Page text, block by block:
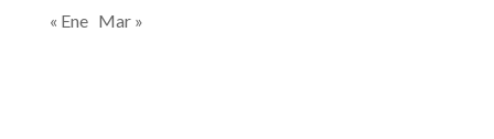
« Ene Mar »